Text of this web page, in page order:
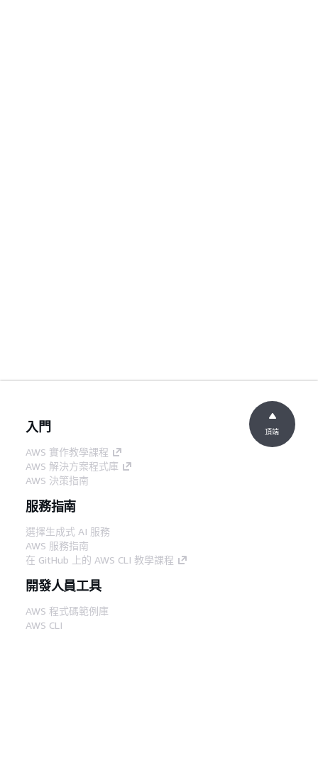
入門
AWS 實作教學課程
AWS 解決方案程式庫
AWS 決策指南
服務指南
選擇生成式 AI 服務
AWS 服務指南
在 GitHub 上的 AWS CLI 教學課程
開發人員工具
AWS 程式碼範例庫
AWS CLI
頂端